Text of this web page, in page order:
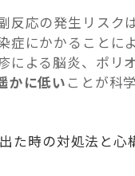
反応の発生リスク
症にかかることに
による脳炎、ポリ
かに低い ことが科
た時の対処法と心